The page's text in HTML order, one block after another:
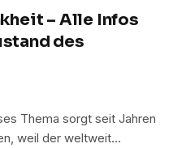
– Alle Infos
des
Thema sorgt seit Jahren
weil der weltweit…